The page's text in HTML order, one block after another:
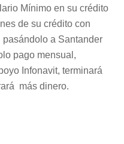
Mínimo en su crédito
de su crédito con
pasándolo a Santander
pago mensual,
Infonavit, terminará
más dinero.